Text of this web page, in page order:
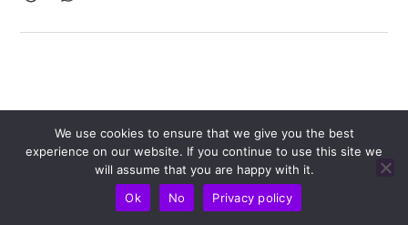
Articles Similaires
We use cookies to ensure that we give you the best
experience on our website. If you continue to use this site we
will assume that you are happy with it.
Ok
No Privacy policy